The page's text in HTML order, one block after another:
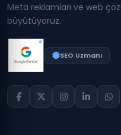
Meta reklamları ve web
büyütüyoruz.
SEO Uzmanı